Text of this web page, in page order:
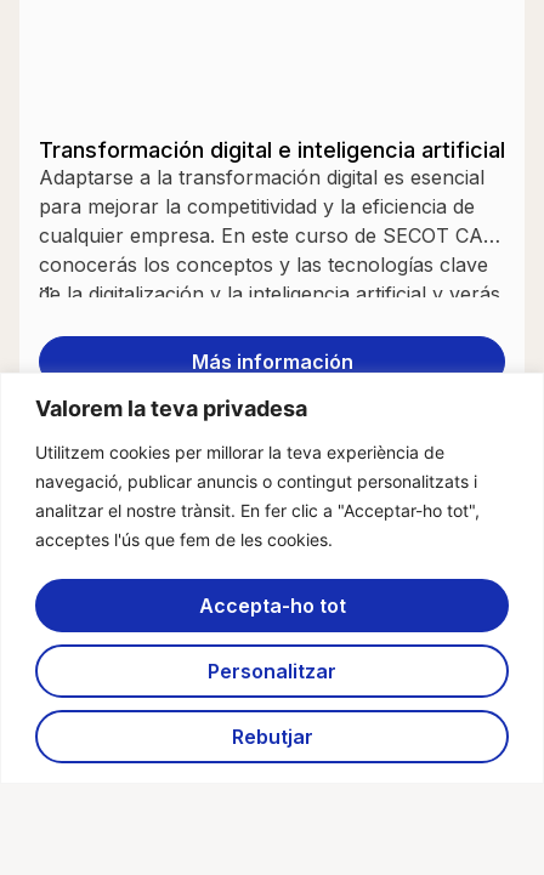
Valorem la teva privadesa
Utilitzem cookies per millorar la teva experiència de
navegació, publicar anuncis o contingut personalitzats i
analitzar el nostre trànsit. En fer clic a "Acceptar-ho tot",
acceptes l'ús que fem de les cookies.
Personalitzar
Rebutjar
Accepta-ho tot
Transformación digital e inteligencia artificial
Adaptarse a la transformación digital es esencial
para mejorar la competitividad y la eficiencia de
cualquier empresa. En este curso de SECOT CAT
conocerás los conceptos y las tecnologías clave
de la digitalización y la inteligencia artificial y verás
pequeñas y medianas empresas. La formación
...
Más información